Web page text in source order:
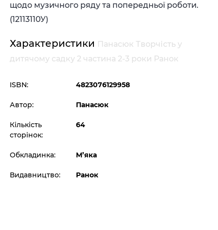
щодо музичного ряду та попередньої роботи.
(12113110У)
Характеристики Панасюк Творчість у
дитячому садку 2 частина 2-3 роки Ранок
ISBN: 4823076129958
Автор: Панасюк
Кількість
сторінок:
64
Обкладинка: М’яка
Видавництво: Ранок